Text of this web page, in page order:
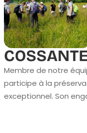
Membre de notre
participe à la
exceptionnel. Son